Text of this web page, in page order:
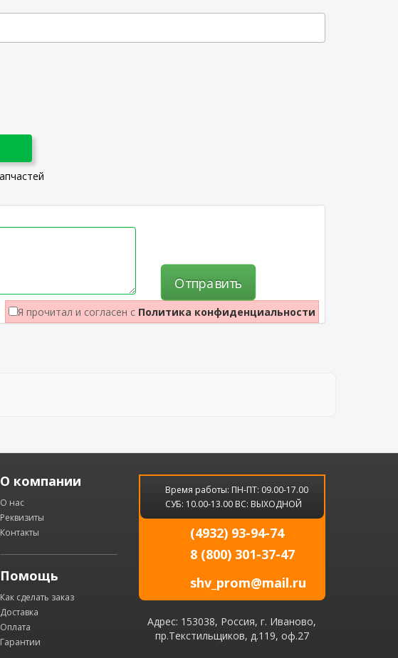
Я прочитал и согласен с Политика конфиденциальности
Отправить
О компании
О нас
Реквизиты
Контакты
Помощь
Как сделать заказ
Доставка
Оплата
Гарантии
Время работы: ПН-ПТ: 09.00-17.00
СУБ: 10.00-13.00 ВС: ВЫХОДНОЙ
(4932) 93-94-74
8 (800) 301-37-47
shv_prom@mail.ru
Адрес: 153038, Россия, г. Иваново,
пр.Текстильщиков, д.119, оф.27